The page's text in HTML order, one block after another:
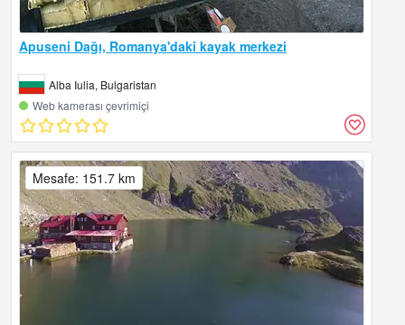
Apuseni Dağı, Romanya'daki kayak merkezi
Alba Iulia, Bulgaristan
Web kamerası çevrimiçi
Mesafe: 151.7 km